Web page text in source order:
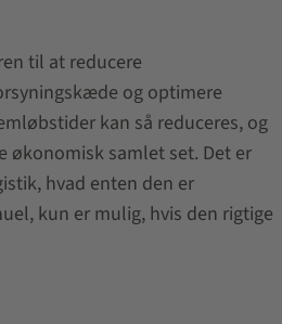
til at reducere
og optimere
kan så reduceres, og
økonomisk samlet set. Det er
hvad enten den er
kun er mulig, hvis den rigtige